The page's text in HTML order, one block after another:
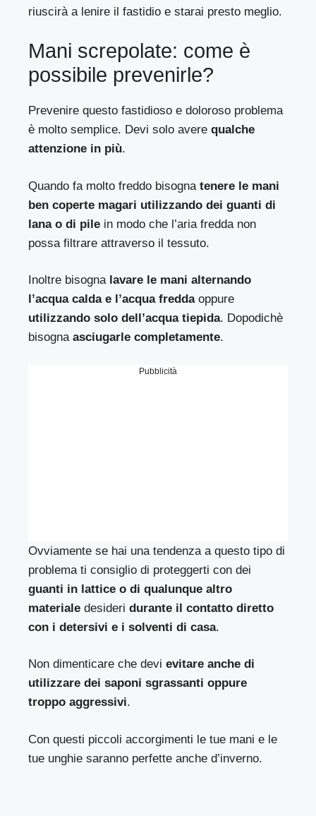
riuscirà a lenire il fastidio e starai presto meglio.
Mani screpolate: come è
possibile prevenirle?
Prevenire questo fastidioso e doloroso problema
è molto semplice. Devi solo averequalche
attenzione in più.
Quando fa molto freddo bisognatenere le mani
ben coperte magari utilizzando dei guanti di
lana o di pile in modo che l’aria fredda non
possa filtrare attraverso il tessuto.
Inoltre bisogna lavare le mani alternando
l’acqua calda e l’acqua freddaoppure
utilizzando solo dell’acqua tiepida. Dopodichè
bisognaasciugarle completamente.
Pubblicità
Ovviamente se hai una tendenza a questo tipo di
problema ti consiglio di proteggerti con dei
guanti in lattice o di qualunque altro
materiale desideridurante il contatto diretto
con i detersivi e i solventi di casa.
Non dimenticare che devievitare anche di
utilizzare dei saponi sgrassanti oppure
troppo aggressivi.
Con questi piccoli accorgimenti le tue mani e le
tue unghie saranno perfette anche d’inverno.